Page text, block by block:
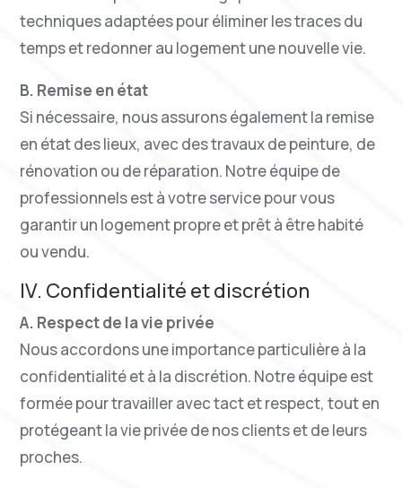
techniques adaptées pour éliminer les traces du
temps et redonner au logement une nouvelle vie.
B. Remise en état
Si nécessaire, nous assurons également la remise
en état des lieux, avec des travaux de peinture, de
rénovation ou de réparation. Notre équipe de
professionnels est à votre service pour vous
garantir un logement propre et prêt à être habité
ou vendu.
IV. Confidentialité et discrétion
A. Respect de la vie privée
Nous accordons une importance particulière à la
confidentialité et à la discrétion. Notre équipe est
formée pour travailler avec tact et respect, tout en
protégeant la vie privée de nos clients et de leurs
proches.